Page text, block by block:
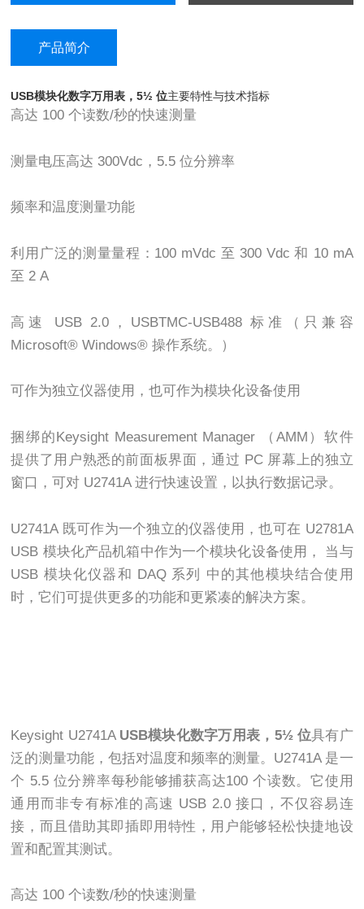
产品简介
USB模块化数字万用表，5½ 位主要特性与技术指标
高达 100 个读数/秒的快速测量
测量电压高达 300Vdc，5.5 位分辨率
频率和温度测量功能
利用广泛的测量量程：100 mVdc 至 300 Vdc 和 10 mA
至 2 A
高速 USB 2.0，USBTMC-USB488 标准（只兼容
Microsoft® Windows® 操作系统。）
可作为独立仪器使用，也可作为模块化设备使用
捆绑的Keysight Measurement Manager （AMM）软件
提供了用户熟悉的前面板界面，通过 PC 屏幕上的独立
窗口，可对 U2741A 进行快速设置，以执行数据记录。
U2741A 既可作为一个独立的仪器使用，也可在 U2781A
USB 模块化产品机箱中作为一个模块化设备使用， 当与
USB 模块化仪器和 DAQ 系列 中的其他模块结合使用
时，它们可提供更多的功能和更紧凑的解决方案。
Keysight U2741A USB模块化数字万用表，5½ 位具有广
泛的测量功能，包括对温度和频率的测量。U2741A 是一
个 5.5 位分辨率每秒能够捕获高达100 个读数。它使用
通用而非专有标准的高速 USB 2.0 接口，不仅容易连
接，而且借助其即插即用特性，用户能够轻松快捷地设
置和配置其测试。
高达 100 个读数/秒的快速测量